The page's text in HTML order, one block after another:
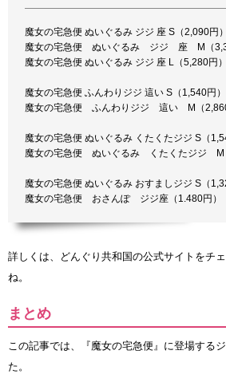
魔女の宅急便 ぬいぐるみ ジジ 座 S（2,090円）
魔女の宅急便 ぬいぐるみ ジジ 座 M（
魔女の宅急便 ぬいぐるみ ジジ 座 L（5,280円）
魔女の宅急便 ふんわりジジ 這い S（1,540円）
魔女の宅急便 ふんわりジジ 這い M（2,860
魔女の宅急便 ぬいぐるみ くたくたジジ S（
魔女の宅急便 ぬいぐるみ くたくたジジ M
魔女の宅急便 ぬいぐるみ おすましジジ S（
魔女の宅急便 おさんぽ ジジ座（1.480円）
詳しくは、どんぐり共和国の公式サイトをチ
ね。
まとめ
この記事では、『魔女の宅急便』に登場する
た。